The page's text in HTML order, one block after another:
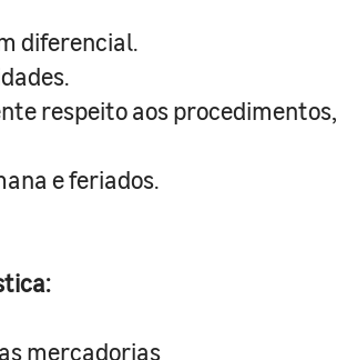
diferencial.
respeito aos procedimentos,
e feriados.
mercadorias